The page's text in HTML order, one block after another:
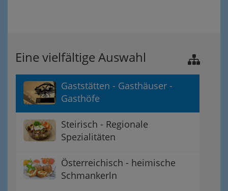
Eine vielfältige Auswahl
Gaststätten - Gasthäuser -
Gasthöfe
Steirisch - Regionale
Spezialitäten
Österreichisch - heimische
Schmankerln